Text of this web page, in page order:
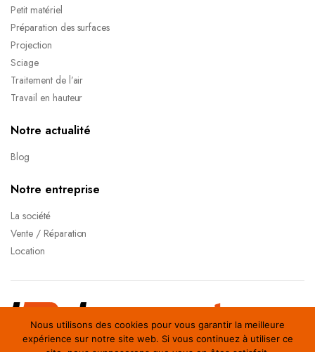
Petit matériel
Préparation des surfaces
Projection
Sciage
Traitement de l’air
Travail en hauteur
Notre actualité
Blog
Notre entreprise
La société
Vente / Réparation
Location
Copyright 2022 © Lorrmatec Tous droits réservés.
Nous utilisons des cookies pour vous garantir la meilleure
expérience sur notre site web. Si vous continuez à utiliser ce